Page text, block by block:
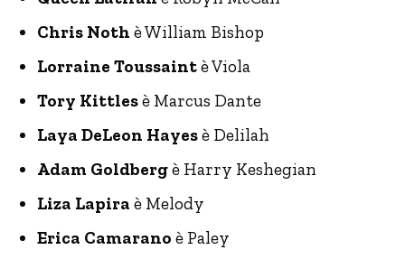
Chris Noth è William Bishop
Lorraine Toussaintè Viola
Tory Kittlesè Marcus Dante
Laya DeLeon Hayesè Delilah
Adam Goldbergè Harry Keshegian
Liza Lapira è Melody
Erica Camarano è Paley